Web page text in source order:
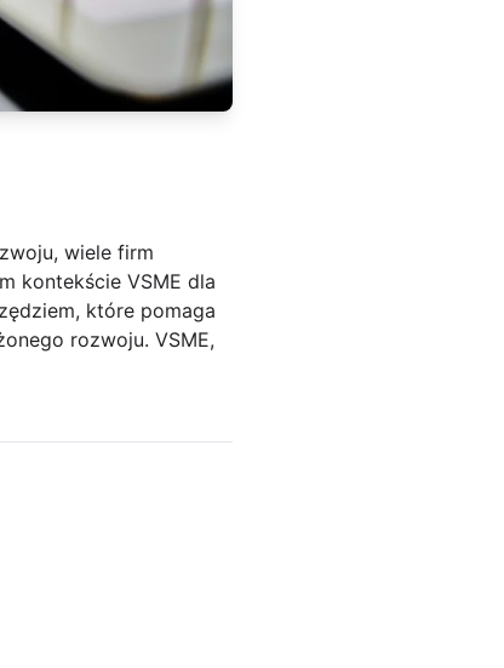
wiele firm
kontekście VSME dla
które pomaga
rozwoju. VSME,